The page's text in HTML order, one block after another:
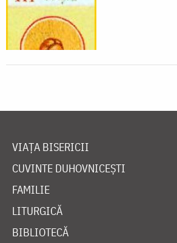
VIAȚA BISERICII
CUVINTE DUHOVNICEȘTI
FAMILIE
LITURGICĂ
BIBLIOTECĂ